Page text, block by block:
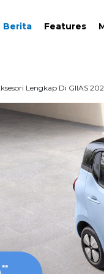
Berita Features
Lengkap Di GIIAS